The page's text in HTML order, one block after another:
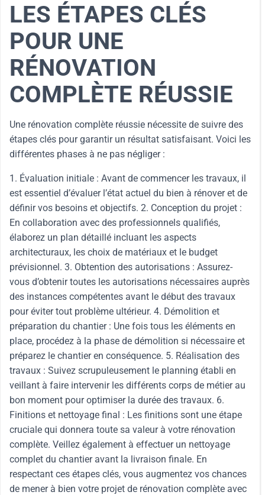
LES ÉTAPES CLÉS
POUR UNE
RÉNOVATION
COMPLÈTE RÉUSSIE
Une rénovation complète réussie nécessite de suivre des
étapes clés pour garantir un résultat satisfaisant. Voici les
différentes phases à ne pas négliger :
1. Évaluation initiale : Avant de commencer les travaux, il
est essentiel d’évaluer l’état actuel du bien à rénover et de
définir vos besoins et objectifs. 2. Conception du projet :
En collaboration avec des professionnels qualifiés,
élaborez un plan détaillé incluant les aspects
architecturaux, les choix de matériaux et le budget
prévisionnel. 3. Obtention des autorisations : Assurez-
vous d’obtenir toutes les autorisations nécessaires auprès
des instances compétentes avant le début des travaux
pour éviter tout problème ultérieur. 4. Démolition et
préparation du chantier : Une fois tous les éléments en
place, procédez à la phase de démolition si nécessaire et
préparez le chantier en conséquence. 5. Réalisation des
travaux : Suivez scrupuleusement le planning établi en
veillant à faire intervenir les différents corps de métier au
bon moment pour optimiser la durée des travaux. 6.
Finitions et nettoyage final : Les finitions sont une étape
cruciale qui donnera toute sa valeur à votre rénovation
complète. Veillez également à effectuer un nettoyage
complet du chantier avant la livraison finale. En
respectant ces étapes clés, vous augmentez vos chances
de mener à bien votre projet de rénovation complète avec